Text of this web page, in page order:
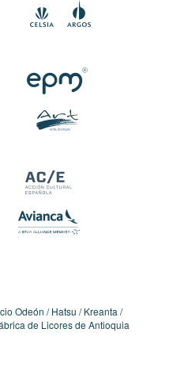
Odeón Hatsu
Kreanta
de Licores de Antioquia